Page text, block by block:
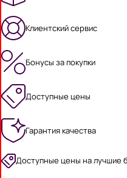
Клиентский сервис
Бонусы за покупки
Доступные цены
Гарантия качества
Доступные цены на лучшие